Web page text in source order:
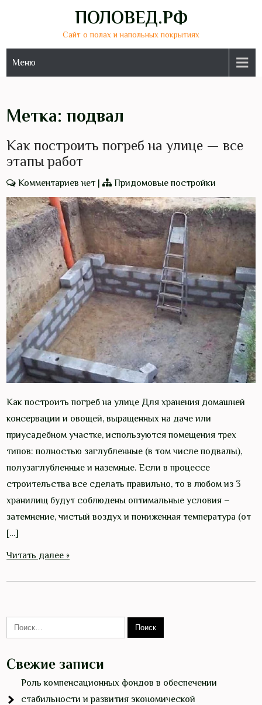
ПОЛОВЕД.РФ
Сайт о полах и напольных покрытиях
Меню
Метка:подвал
Как построить погреб на улице — все
этапы работ
Комментариев нет | Придомовые постройки
Как построить погреб на улице Для хранения домашней
консервации и овощей, выращенных на даче или
приусадебном участке, используются помещения трех
типов: полностью заглубленные (в том числе подвалы),
полузаглубленные и наземные. Если в процессе
строительства все сделать правильно, то в любом из 3
хранилищ будут соблюдены оптимальные условия –
затемнение, чистый воздух и пониженная температура (от
[…]
Читать далее »
Свежие записи
Роль компенсационных фондов в обеспечении
стабильности и развития экономической